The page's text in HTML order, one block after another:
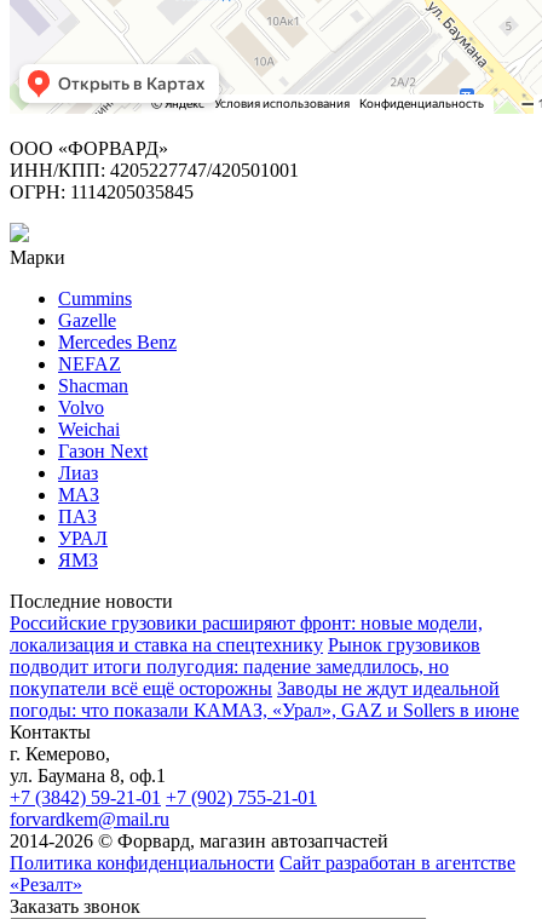
ООО «ФОРВАРД»
ИНН/КПП: 4205227747/420501001
ОГРН: 1114205035845
Марки
Cummins
Gazelle
Mercedes Benz
NEFAZ
Shacman
Volvo
Weichai
Газон Next
Лиаз
МАЗ
ПАЗ
УРАЛ
ЯМЗ
Последние новости
Российские грузовики расширяют фронт: новые модели,
локализация и ставка на спецтехнику Рынок грузовиков
подводит итоги полугодия: падение замедлилось, но
покупатели всё ещё осторожны Заводы не ждут идеальной
погоды: что показали КАМАЗ, «Урал», GAZ и Sollers в июне
Контакты
г. Кемерово,
ул. Баумана 8, оф.1
+7 (3842) 59-21-01 +7 (902) 755-21-01
forvardkem@mail.ru
2014-2026 © Форвард, магазин автозапчастей
Политика конфиденциальности Сайт разработан в агентстве
«Резалт»
Заказать звонок